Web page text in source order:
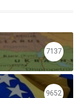
7137
9652